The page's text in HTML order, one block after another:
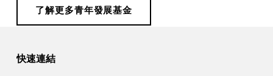
了解更多青年發展基金
Skip back to main navigation
快速連結